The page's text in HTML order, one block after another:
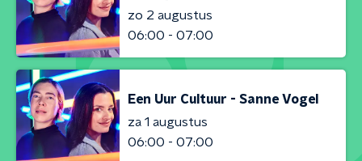
zo 2 augustus
06:00 - 07:00
Een Uur Cultuur - Sanne Vogel
za 1 augustus
06:00 - 07:00